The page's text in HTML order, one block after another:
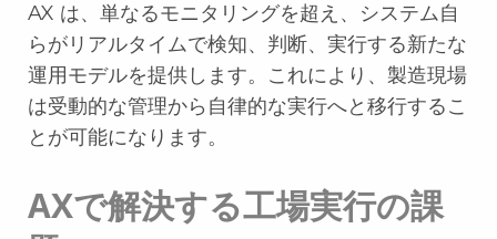
AX は、単なるモニタリングを超え、システム自
らがリアルタイムで検知、判断、実行する新たな
運用モデルを提供します。これにより、製造現場
は受動的な管理から自律的な実行へと移行するこ
とが可能になります。
AXで解決する工場実行の課